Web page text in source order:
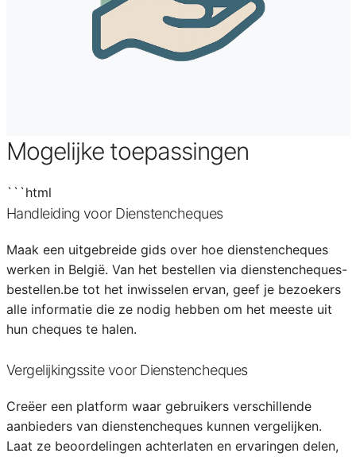
Mogelijke toepassingen
```html
Handleiding voor Dienstencheques
Maak een uitgebreide gids over hoe dienstencheques
werken in België. Van het bestellen via dienstencheques-
bestellen.be tot het inwisselen ervan, geef je bezoekers
alle informatie die ze nodig hebben om het meeste uit
hun cheques te halen.
Vergelijkingssite voor Dienstencheques
Creëer een platform waar gebruikers verschillende
aanbieders van dienstencheques kunnen vergelijken.
Laat ze beoordelingen achterlaten en ervaringen delen,